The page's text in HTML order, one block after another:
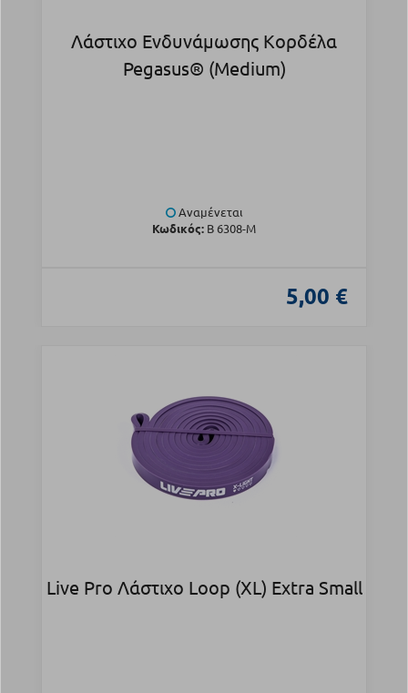
Λάστιχο Ενδυνάμωσης Κορδέλα
Pegasus® (Medium)
Αναμένεται
Κωδικός: Β 6308-M
5,00 €
Live Pro Λάστιχο Loop (XL) Extra Small